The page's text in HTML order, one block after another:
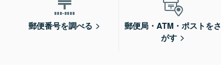
郵便番号を調べる
郵便局・ATM・ポストをさ
がす